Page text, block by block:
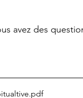
avez des
.pdf